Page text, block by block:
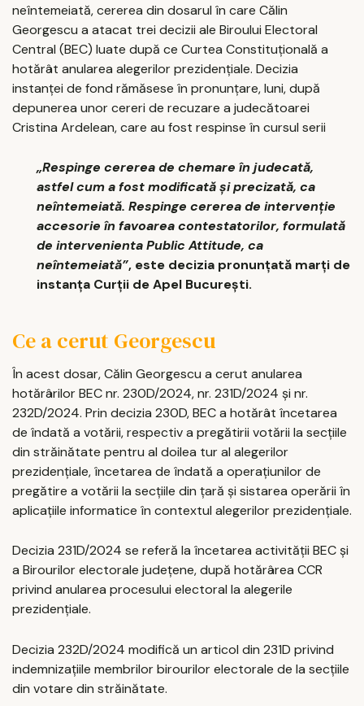
neîntemeiată, cererea din dosarul în care Călin
Georgescu a atacat trei decizii ale Biroului Electoral
Central (BEC) luate după ce Curtea Constituţională a
hotărât anularea alegerilor prezidenţiale. Decizia
instanţei de fond rămăsese în pronunţare, luni, după
depunerea unor cereri de recuzare a judecătoarei
Cristina Ardelean, care au fost respinse în cursul serii
„Respinge cererea de chemare în judecată,
astfel cum a fost modificată şi precizată, ca
neîntemeiată. Respinge cererea de intervenţie
accesorie în favoarea contestatorilor, formulată
de intervenienta Public Attitude, ca
neîntemeiată”, este decizia pronunţată marţi de
instanţa Curţii de Apel Bucureşti.
Ce a cerut Georgescu
În acest dosar, Călin Georgescu a cerut anularea
hotărârilor BEC nr. 230D/2024, nr. 231D/2024 şi nr.
232D/2024. Prin decizia 230D, BEC a hotărât încetarea
de îndată a votării, respectiv a pregătirii votării la secţiile
din străinătate pentru al doilea tur al alegerilor
prezidenţiale, încetarea de îndată a operaţiunilor de
pregătire a votării la secţiile din ţară şi sistarea operării în
aplicaţiile informatice în contextul alegerilor prezidenţiale.
Decizia 231D/2024 se referă la încetarea activităţii BEC şi
a Birourilor electorale judeţene, după hotărârea CCR
privind anularea procesului electoral la alegerile
prezidenţiale.
Decizia 232D/2024 modifică un articol din 231D privind
indemnizaţiile membrilor birourilor electorale de la secţiile
din votare din străinătate.